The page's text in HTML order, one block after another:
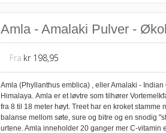
Amla - Amalaki Pulver -
Fra kr 198,95
Amla (Phyllanthus emblica) , eller Amalaki -
Himalaya. Amla er et løvtre som tilhører
fra 8 til 18 meter høyt. Treet har en kroket
balanse mellom søte, sure og bitre og en snodig
urtene. Amla inneholder 20 ganger mer C-